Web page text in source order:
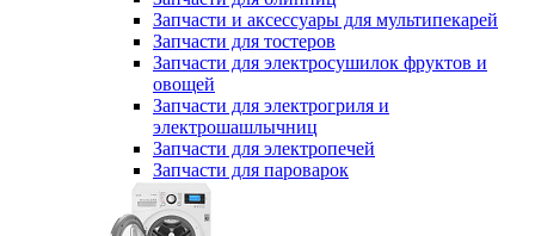
Запчасти и аксессуары для мультипекарей
Запчасти для тостеров
Запчасти для электросушилок фруктов и
овощей
Запчасти для электрогриля и
электрошашлычниц
Запчасти для электропечей
Запчасти для пароварок